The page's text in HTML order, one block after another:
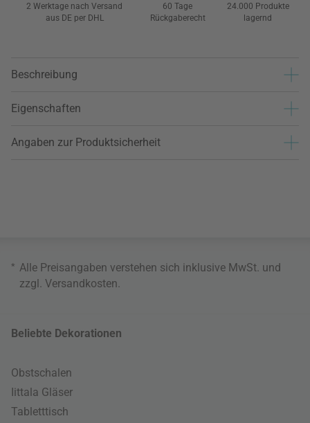
2 Werktage nach Versand
aus DE per DHL
60 Tage
Rückgaberecht
24.000 Produkte
lagernd
Beschreibung
Eigenschaften
Angaben zur Produktsicherheit
* Alle Preisangaben verstehen sich inklusive MwSt. und
zzgl. Versandkosten
Beliebte Dekorationen
Obstschalen
Iittala Gläser
Tabletttisch